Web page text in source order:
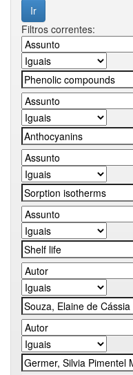
Filtros correntes: